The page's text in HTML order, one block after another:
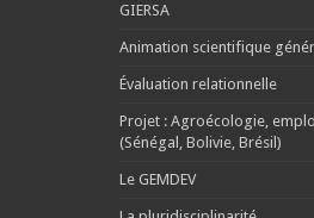
GIERSA
Animation scientifique
Évaluation relationnelle
Projet : Agroécologie,
(Sénégal, Bolivie, Brésil)
Le GEMDEV